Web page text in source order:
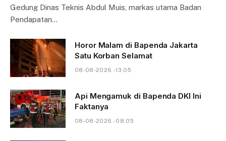
Gedung Dinas Teknis Abdul Muis, markas utama Badan
Pendapatan…
Horor Malam di Bapenda Jakarta
Satu Korban Selamat
08-08-2026 - 13.05
Api Mengamuk di Bapenda DKI Ini
Faktanya
08-08-2026 - 08.05